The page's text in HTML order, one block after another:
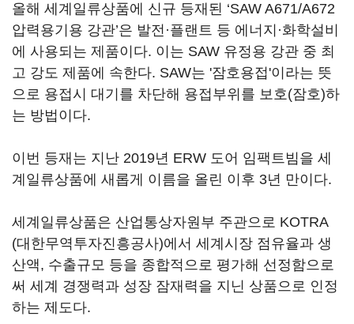
올해 세계일류상품에 신규 등재된 ‘SAW A671/A672
압력용기용 강관’은 발전·플랜트 등 에너지·화학설비
에 사용되는 제품이다. 이는 SAW 유정용 강관 중 최
고 강도 제품에 속한다. SAW는 '잠호용접'이라는 뜻
으로 용접시 대기를 차단해 용접부위를 보호(잠호)하
는 방법이다.
이번 등재는 지난 2019년 ERW 도어 임팩트빔을 세
계일류상품에 새롭게 이름을 올린 이후 3년 만이다.
세계일류상품은 산업통상자원부 주관으로 KOTRA
(대한무역투자진흥공사)에서 세계시장 점유율과 생
산액, 수출규모 등을 종합적으로 평가해 선정함으로
써 세계 경쟁력과 성장 잠재력을 지닌 상품으로 인정
하는 제도다.